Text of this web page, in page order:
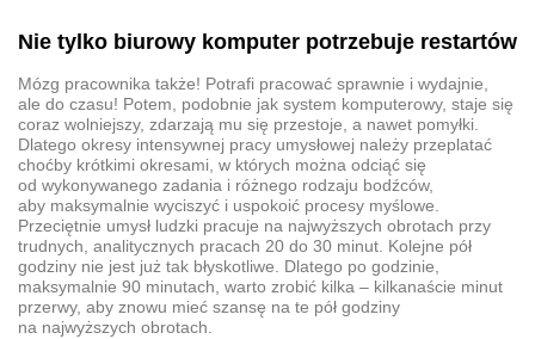
Nie tylko biurowy komputer potrzebuje restartów
Mózg pracownika także! Potrafi pracować sprawnie i wydajnie,
ale do czasu! Potem, podobnie jak system komputerowy, staje się
coraz wolniejszy, zdarzają mu się przestoje, a nawet pomyłki.
Dlatego okresy intensywnej pracy umysłowej należy przeplatać
choćby krótkimi okresami, w których można odciąć się
od wykonywanego zadania i różnego rodzaju bodźców,
aby maksymalnie wyciszyć i uspokoić procesy myślowe.
Przeciętnie umysł ludzki pracuje na najwyższych obrotach przy
trudnych, analitycznych pracach 20 do 30 minut. Kolejne pół
godziny nie jest już tak błyskotliwe. Dlatego po godzinie,
maksymalnie 90 minutach, warto zrobić kilka – kilkanaście minut
przerwy, aby znowu mieć szansę na te pół godziny
na najwyższych obrotach.